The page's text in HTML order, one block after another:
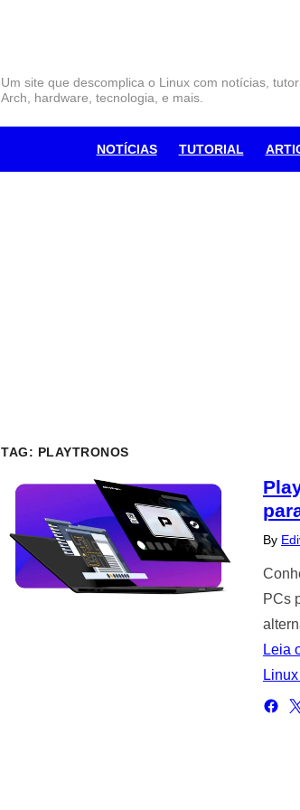
Um site que descomplica o Linux com notícias,
Arch, hardware, tecnologia, e mais.
NOTÍCIAS TUTORIAL
TAG: PLAYTRONOS
By
PCs
Leia